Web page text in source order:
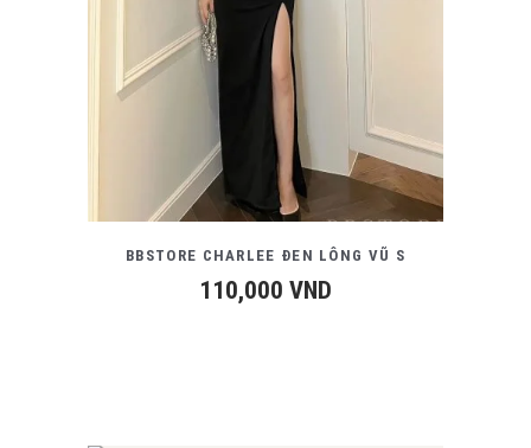
BBSTORE CHARLEE ĐEN LÔNG VŨ S
110,000 VND